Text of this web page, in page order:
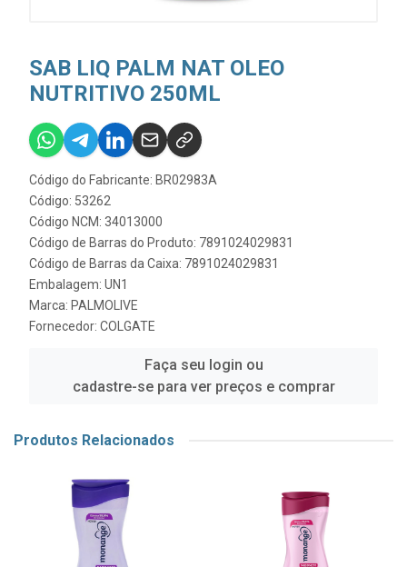
SAB LIQ PALM NAT OLEO
NUTRITIVO 250ML
Código do Fabricante: BR02983A
Código: 53262
Código NCM: 34013000
Código de Barras do Produto: 7891024029831
Código de Barras da Caixa: 7891024029831
Embalagem: UN1
Marca: PALMOLIVE
Fornecedor: COLGATE
Faça seu login ou
cadastre-se para ver preços e comprar
Produtos Relacionados